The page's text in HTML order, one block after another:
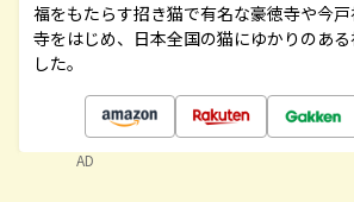
福をもたらす招き猫で有名な豪徳寺や今
寺をはじめ、日本全国の猫にゆかりのあ
した。
AD